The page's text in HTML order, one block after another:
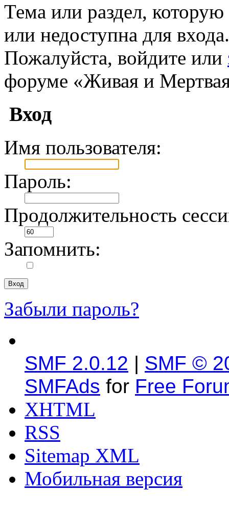
Тема или раздел,
или недоступна для входа.
Пожалуйста, войдите или
форуме «Живая и
Вход
Имя пользователя:
Пароль:
Продолжительность
Запомнить:
Забыли пароль?
SMF 2.0.12 | SMF ©
SMFAds for Free
XHTML
RSS
Sitemap XML
Мобильная версия